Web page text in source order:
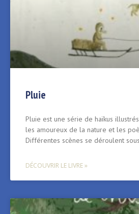
Pluie
Pluie est une série de haïkus
les amoureux de la nature et les
Différentes scènes se déroulent
DÉCOUVRIR LE LIVRE »